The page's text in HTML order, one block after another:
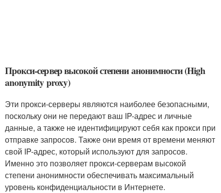
Прокси-сервер высокой степени анонимности (High
anonymity proxy)
Эти прокси-серверы являются наиболее безопасными,
поскольку они не передают ваш IP-адрес и личные
данные, а также не идентифицируют себя как прокси при
отправке запросов. Также они время от времени меняют
свой IP-адрес, который используют для запросов.
Именно это позволяет прокси-серверам высокой
степени анонимности обеспечивать максимальный
уровень конфиденциальности в Интернете.